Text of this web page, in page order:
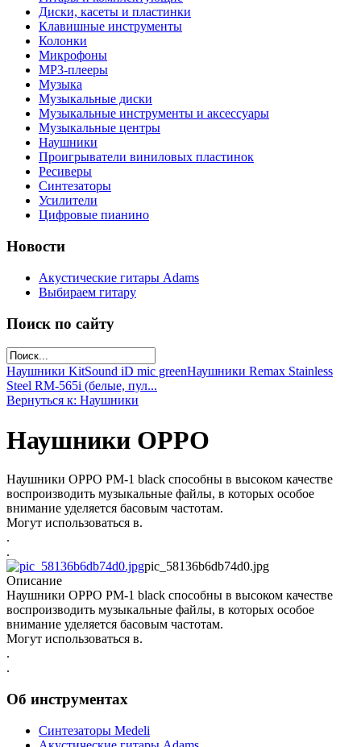
Диски, касеты и пластинки
Клавишные инструменты
Колонки
Микрофоны
МР3-плееры
Музыка
Музыкальные диски
Музыкальные инструменты и аксессуары
Музыкальные центры
Наушники
Проигрыватели виниловых пластинок
Ресиверы
Синтезаторы
Усилители
Цифровые пианино
Новости
Акустические гитары Adams
Выбираем гитару
Поиск по сайту
Наушники KitSound iD mic greenНаушники Remax Stainless
Steel RM-565i (белые, пул...
Вернуться к: Наушники
Наушники OPPO
Наушники OPPO PM-1 black способны в высоком качестве
воспроизводить музыкальные файлы, в которых особое
внимание уделяется басовым частотам.
Могут использоваться в.
.
.
pic_58136b6db74d0.jpg
Описание
Наушники OPPO PM-1 black способны в высоком качестве
воспроизводить музыкальные файлы, в которых особое
внимание уделяется басовым частотам.
Могут использоваться в.
.
.
Об инструментах
Синтезаторы Мedeli